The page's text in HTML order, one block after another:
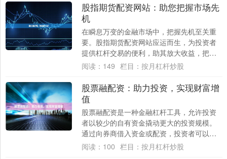
股指期货配资网站：助您把握市场先
机
在瞬息万变的金融市场中，把握先机至关重
要。股指期货配资网站应运而生，为投资者
提供杠杆交易的便利，助其放大收益，把握
市场机遇。 这些网站提供各种配资方案，允
阅读： 149 栏目： 按月杠杆炒股
股票融配资：助力投资，实现财富增
值
股票融配资是一种金融杠杆工具，允许投资
者以较少的自有资金撬动更大的投资规模。
通过向券商借入资金或配资，投资者可以放
大收益，但同时也会放大风险。 **融配资的
阅读： 100 栏目： 按月杠杆炒股